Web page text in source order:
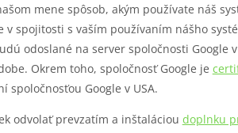
mene spôsob, akým používate náš
spojitosti s vaším používaním nášho
odoslané na server spoločnosti Google
Okrem toho, spoločnosť Google je
Google v USA.
odvolať prevzatím a inštaláciou doplnku